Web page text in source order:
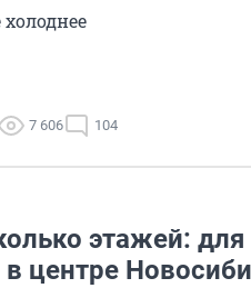
7 606 104
этажей:
центре